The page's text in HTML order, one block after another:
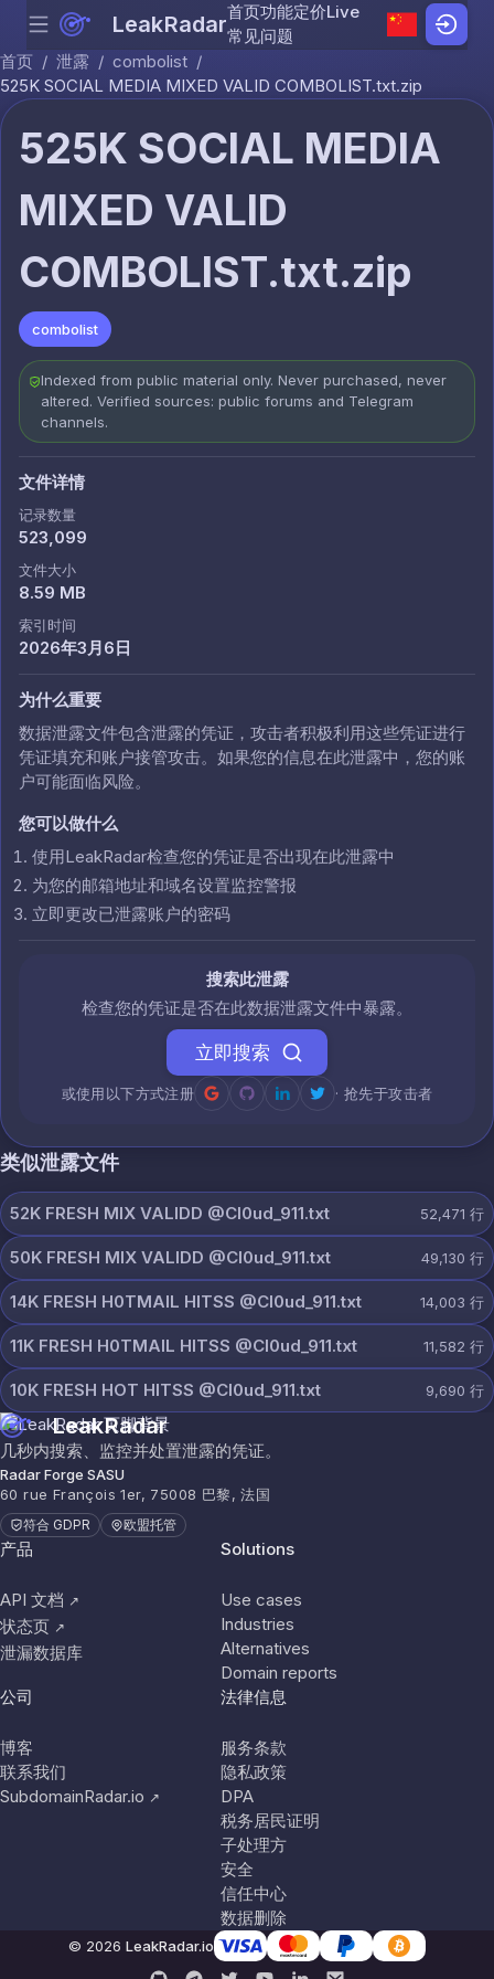
Skip to content
Menu LeakRadar首页功能定价Live
常见问题
首页 / 泄露 / combolist /
525K SOCIAL MEDIA MIXED VALID COMBOLIST.txt.zip
525K SOCIAL MEDIA
MIXED VALID
COMBOLIST.txt.zip
combolist
Indexed from public material only. Never purchased, never
altered. Verified sources: public forums and Telegram
channels.
文件详情
记录数量
523,099
文件大小
8.59 MB
索引时间
2026年3月6日
为什么重要
数据泄露文件包含泄露的凭证，攻击者积极利用这些凭证进行
凭证填充和账户接管攻击。如果您的信息在此泄露中，您的账
户可能面临风险。
您可以做什么
使用LeakRadar检查您的凭证是否出现在此泄露中
为您的邮箱地址和域名设置监控警报
立即更改已泄露账户的密码
搜索此泄露
检查您的凭证是否在此数据泄露文件中暴露。
立即搜索
或使用以下方式注册 · 抢先于攻击者
类似泄露文件
52K FRESH MIX VALIDD @Cl0ud_911.txt 52,471 行
50K FRESH MIX VALIDD @Cl0ud_911.txt 49,130 行
14K FRESH H0TMAIL HITSS @Cl0ud_911.txt 14,003 行
11K FRESH H0TMAIL HITSS @Cl0ud_911.txt 11,582 行
10K FRESH HOT HITSS @Cl0ud_911.txt 9,690 行
LeakRadar
几秒内搜索、监控并处置泄露的凭证。
Radar Forge SASU
60 rue François 1er, 75008 巴黎, 法国
符合 GDPR 欧盟托管
产品
API 文档 ↗
状态页 ↗
泄漏数据库
Solutions
Use cases
Industries
Alternatives
Domain reports
公司
博客
联系我们
SubdomainRadar.io ↗
法律信息
服务条款
隐私政策
DPA
税务居民证明
子处理方
安全
信任中心
数据删除
© 2026 LeakRadar.io